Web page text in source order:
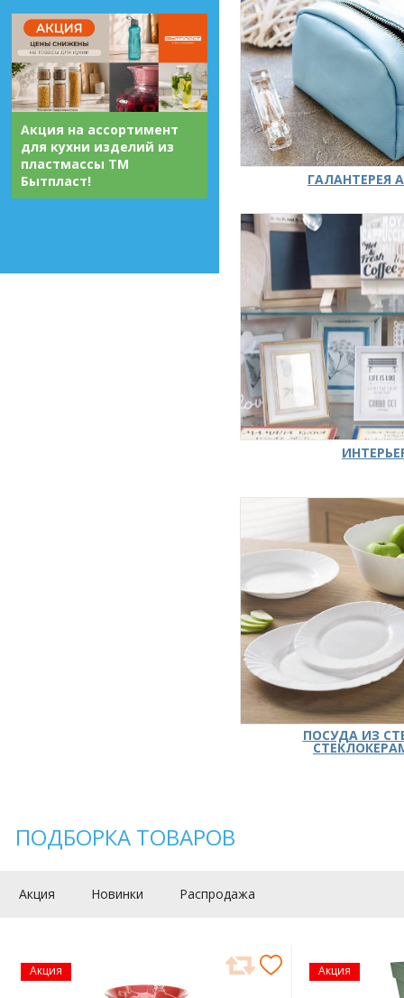
Акция на ассортимент
для кухни изделий из
пластмассы ТМ
Бытпласт!
ГАЛАНТЕРЕЯ
ПОСУДА ИЗ
ПОДБОРКА ТОВАРОВ
Акция Новинки Распродажа
Акция Акция